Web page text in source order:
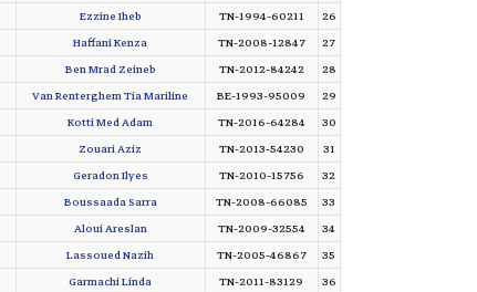
26
TN-1994-60211
Ezzine Iheb
27
TN-2008-12847
Haffani Kenza
28
TN-2012-84242
Ben Mrad Zeineb
29
BE-1993-95009
Van Renterghem Tia Mariline
30
TN-2016-64284
Kotti Med Adam
31
TN-2013-54230
Zouari Aziz
32
TN-2010-15756
Geradon Ilyes
33
TN-2008-66085
Boussaada Sarra
34
TN-2009-32554
Aloui Areslan
35
TN-2005-46867
Lassoued Nazih
36
TN-2011-83129
Garmachi Linda